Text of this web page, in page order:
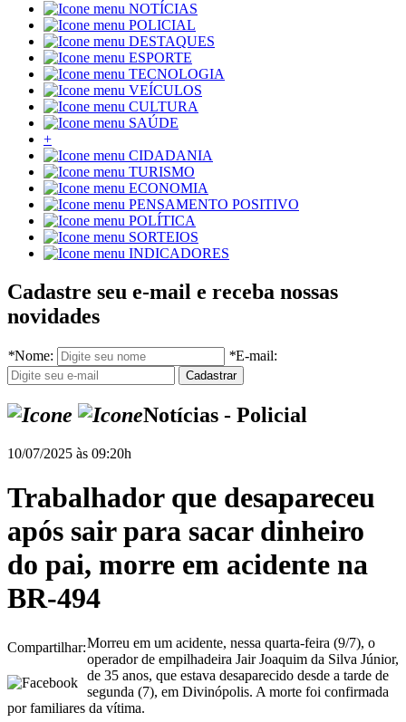
NOTÍCIAS
POLICIAL
DESTAQUES
ESPORTE
TECNOLOGIA
VEÍCULOS
CULTURA
SAÚDE
+
CIDADANIA
TURISMO
ECONOMIA
PENSAMENTO POSITIVO
POLÍTICA
SORTEIOS
INDICADORES
Cadastre seu e-mail e receba nossas
novidades
*Nome: *E-mail:
Notícias - Policial
10/07/2025 às 09:20h
Trabalhador que desapareceu
após sair para sacar dinheiro
do pai, morre em acidente na
BR-494
Compartilhar:Morreu em um acidente, nessa quarta-feira (9/7), o
operador de empilhadeira Jair Joaquim da Silva Júnior,
de 35 anos, que estava desaparecido desde a tarde de
segunda (7), em Divinópolis. A morte foi confirmada
por familiares da vítima.